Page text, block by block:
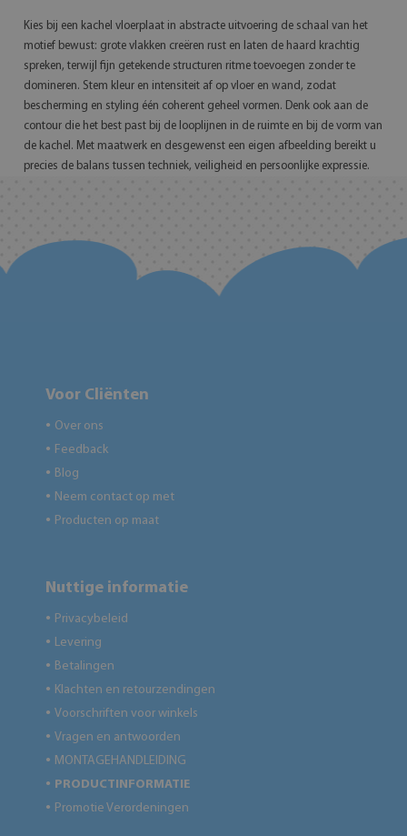
Kies bij een kachel vloerplaat in abstracte uitvoering de schaal van het
motief bewust: grote vlakken creëren rust en laten de haard krachtig
spreken, terwijl fijn getekende structuren ritme toevoegen zonder te
domineren. Stem kleur en intensiteit af op vloer en wand, zodat
bescherming en styling één coherent geheel vormen. Denk ook aan de
contour die het best past bij de looplijnen in de ruimte en bij de vorm van
de kachel. Met maatwerk en desgewenst een eigen afbeelding bereikt u
precies de balans tussen techniek, veiligheid en persoonlijke expressie.
Voor Cliënten
● Over ons
● Feedback
● Blog
● Neem contact op met
● Producten op maat
Nuttige informatie
● Privacybeleid
● Levering
● Betalingen
● Klachten en retourzendingen
● Voorschriften voor winkels
● Vragen en antwoorden
● MONTAGEHANDLEIDING
● PRODUCTINFORMATIE
● Promotie Verordeningen